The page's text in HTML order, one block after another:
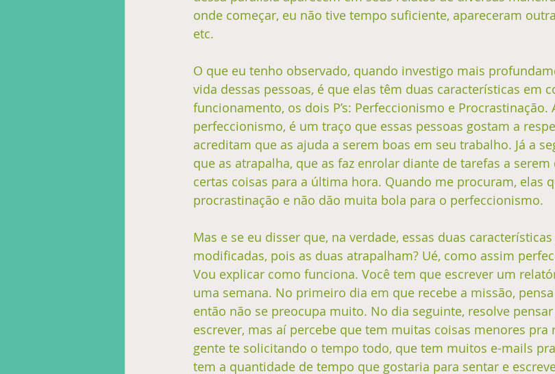
onde começar, eu não tive tempo suficiente, apareceram
etc.
O que eu tenho observado, quando investigo mais
vida dessas pessoas, é que elas têm duas características em
funcionamento, os dois P’s: Perfeccionismo e Procrastinação.
perfeccionismo, é um traço que essas pessoas gostam a
acreditam que as ajuda a serem boas em seu trabalho. Já a
que as atrapalha, que as faz enrolar diante de tarefas a
certas coisas para a última hora. Quando me procuram, elas
procrastinação e não dão muita bola para o perfeccionismo.
Mas e se eu disser que, na verdade, essas duas
modificadas, pois as duas atrapalham? Ué, como assim
Vou explicar como funciona. Você tem que escrever um
uma semana. No primeiro dia em que recebe a missão,
então não se preocupa muito. No dia seguinte, resolve
escrever, mas aí percebe que tem muitas coisas menores
gente te solicitando o tempo todo, que tem muitos e-mails
tem a quantidade de tempo que gostaria para sentar e